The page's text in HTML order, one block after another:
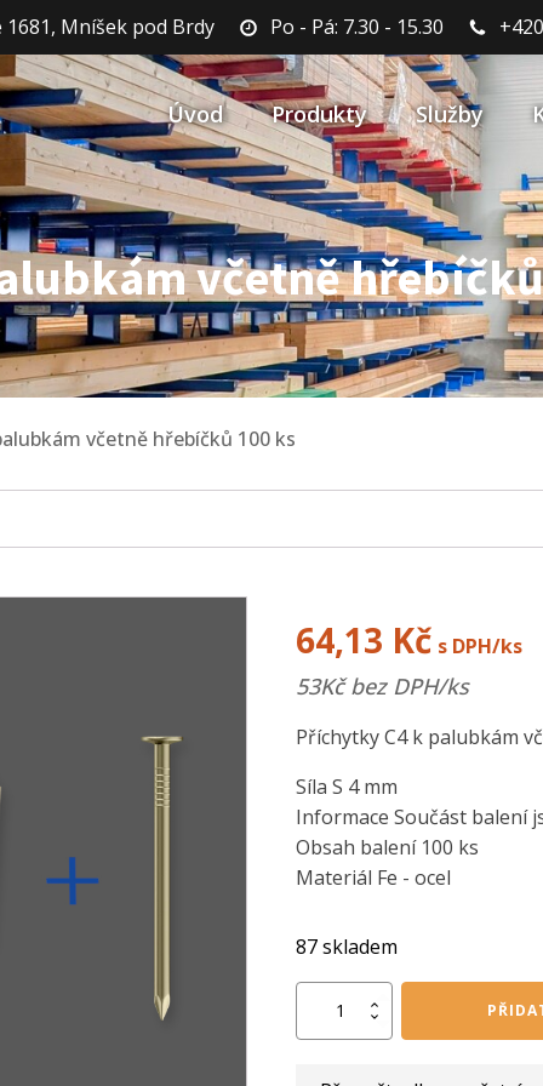
1681, Mníšek pod Brdy Po - Pá: 7.30 - 15.30
Úvod Produkty Služby
včetně
včetně hřebíčků 100 ks
64,13 Kč s DPH/ks
53Kč bez DPH/ks
Příchytky C4 k palubkám
Síla S 4 mm
Informace Součást balení
Obsah balení 100 ks
Materiál Fe - ocel
87 skladem
Příchytky